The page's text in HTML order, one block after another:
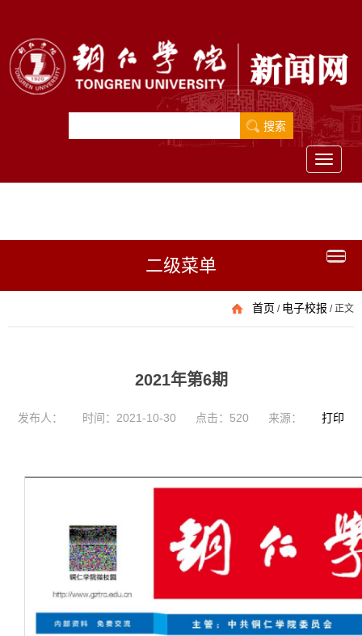
Toggle
二级菜单
首页 / 电子校报 /正文
2021年第6期
发布人： 时间：2021-10-30 点击： 520 来源： 打印